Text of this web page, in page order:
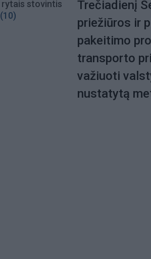
rytais stovintis
(10)
Trečiadienį
priežiūros ir
pakeitimo
transporto
važiuoti
nustatytą